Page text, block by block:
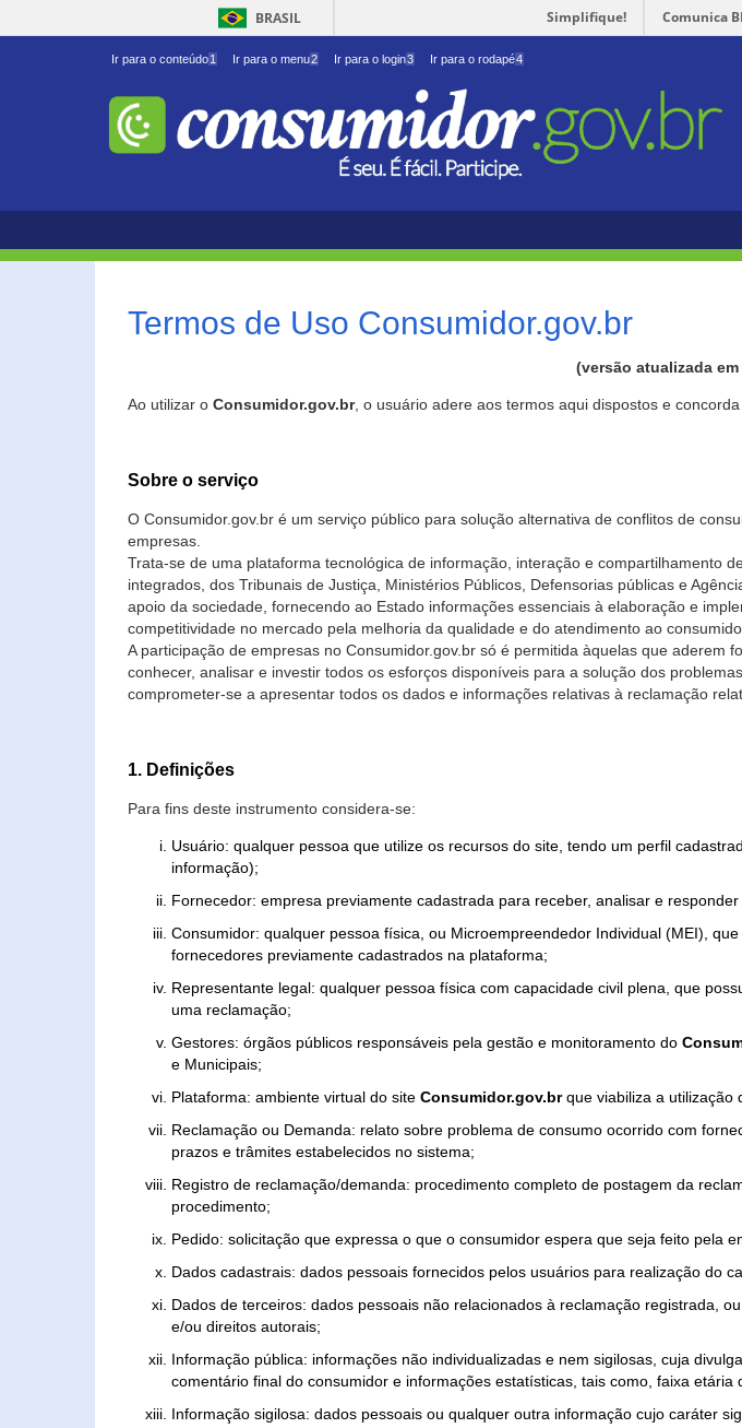
BRASIL Simplifique! Comunica
Ir para o conteúdo1 Ir para o menu2 Ir para o login3 Ir para o rodapé4
Termos de Uso Consumidor.gov.br
(versão atualizada
Ao utilizar o Consumidor.gov.br, o usuário adere aos termos aqui dispostos e
Sobre o serviço
O Consumidor.gov.br é um serviço público para solução alternativa de conflitos de
empresas.
Trata-se de uma plataforma tecnológica de informação, interação e compartilhamento
integrados, dos Tribunais de Justiça, Ministérios Públicos, Defensorias públicas e
apoio da sociedade, fornecendo ao Estado informações essenciais à elaboração e
competitividade no mercado pela melhoria da qualidade e do atendimento ao
A participação de empresas no Consumidor.gov.br só é permitida àquelas que
conhecer, analisar e investir todos os esforços disponíveis para a solução dos
comprometer-se a apresentar todos os dados e informações relativas à reclamação
1. Definições
Para fins deste instrumento considera-se:
Usuário: qualquer pessoa que utilize os recursos do site, tendo um perfil
informação);
Fornecedor: empresa previamente cadastrada para receber, analisar e
Consumidor: qualquer pessoa física, ou Microempreendedor Individual (MEI),
fornecedores previamente cadastrados na plataforma;
Representante legal: qualquer pessoa física com capacidade civil plena, que
uma reclamação;
Gestores: órgãos públicos responsáveis pela gestão e monitoramento do
e Municipais;
Plataforma: ambiente virtual do site Consumidor.gov.brque viabiliza a utilização
Reclamação ou Demanda: relato sobre problema de consumo ocorrido com
prazos e trâmites estabelecidos no sistema;
Registro de reclamação/demanda: procedimento completo de postagem da
procedimento;
Pedido: solicitação que expressa o que o consumidor espera que seja feito pela
Dados cadastrais: dados pessoais fornecidos pelos usuários para realização do
Dados de terceiros: dados pessoais não relacionados à reclamação registrada,
e/ou direitos autorais;
Informação pública: informações não individualizadas e nem sigilosas, cuja
comentário final do consumidor e informações estatísticas, tais como, faixa
Informação sigilosa: dados pessoais ou qualquer outra informação cujo caráter